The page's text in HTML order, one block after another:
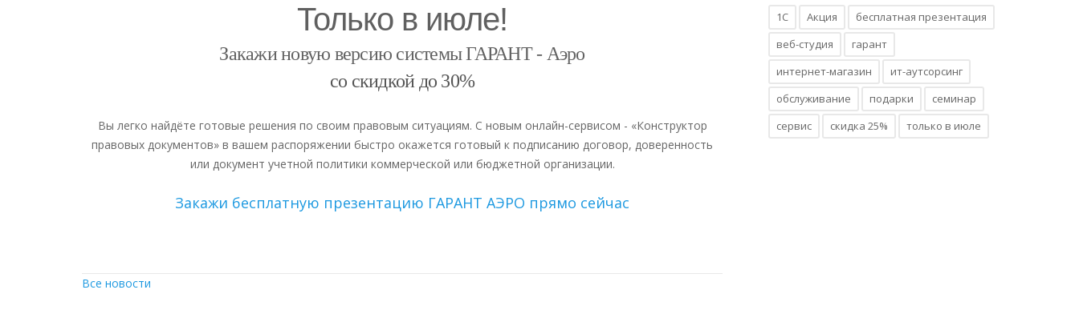
Только в июле!
Закажи новую версию системы ГАРАНТ - Аэро
со скидкой до 30%
Вы легко найдёте готовые решения по своим правовым ситуациям. С новым онлайн-сервисом - «Конструктор
правовых документов» в вашем распоряжении быстро окажется готовый к подписанию договор, доверенность
или документ учетной политики коммерческой или бюджетной организации.
Закажи бесплатную презентацию ГАРАНТ АЭРО прямо сейчас
1С Акция
бесплатная презентация
веб-студия
гарант
интернет-магазин
ит-аутсорсинг
обслуживание
подарки
семинар
сервис
скидка 25% только в июле
Все новости